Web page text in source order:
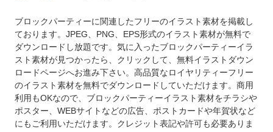
ブロックパーティーに関連したフリーのイラスト素材を掲載し
ております。JPEG、PNG、EPS形式のイラスト素材が無料で
ダウンロードし放題です。気に入ったブロックパーティーイラ
スト素材が見つかったら、クリックして、無料イラストダウン
ロードページへお進み下さい。高品質なロイヤリティーフリー
のイラスト素材を無料でダウンロードしていただけます。商用
利用もOKなので、ブロックパーティーイラスト素材をチラシや
ポスター、WEBサイトなどの広告、ポストカードや年賀状など
にもご利用いただけます。クレジット表記や許可も必要ありま